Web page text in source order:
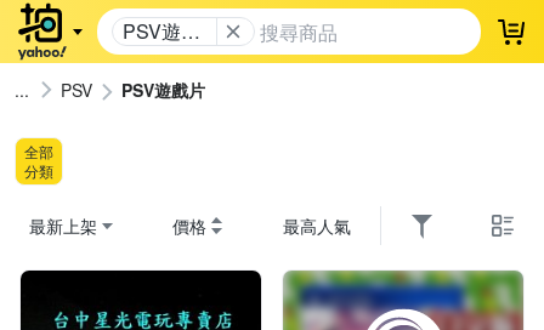
PSV遊戲
片
登
PSV PSV遊戲片
全部
分類
最新上架 價格 最高人氣